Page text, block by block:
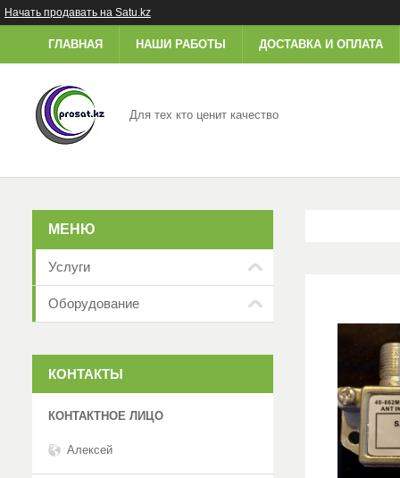
Начать продавать на Satu.kz
ГЛАВНАЯ НАШИ РАБОТЫ ДОСТАВКА И ОПЛАТА
Для тех кто ценит качество
Услуги
Оборудование
КОНТАКТЫ
Алексей